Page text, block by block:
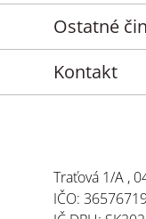
Ostatné
Kontakt
Traťová 1/A ,
IČO: 36576719